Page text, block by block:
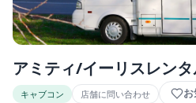
アミティ/イーリスレン
キャブコン 店舗に問い合わせ